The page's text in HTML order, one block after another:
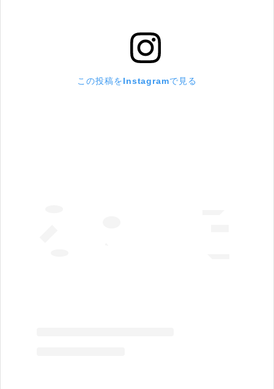
この投稿をInstagramで見る